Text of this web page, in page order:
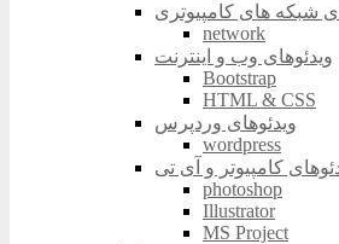
شبکه های کامپیوتری
network
ویدئوهای وب و اینترنت
Bootstrap
HTML & CSS
ویدئوهای وردپرس
wordpress
کامپیوتر و آی تی
photoshop
Illustrator
MS Project